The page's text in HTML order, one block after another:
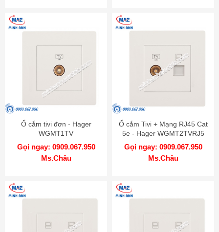
Ổ cắm tivi đơn - Hager
WGMT1TV
Gọi ngay: 0909.067.950
Ms.Châu
Ổ cắm Tivi + Mạng RJ45 Cat
5e - Hager WGMT2TVRJ5
Gọi ngay: 0909.067.950
Ms.Châu